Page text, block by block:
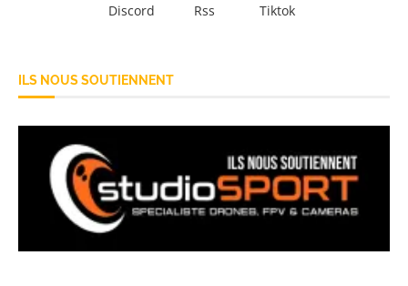
Discord Rss Tiktok
ILS NOUS SOUTIENNENT